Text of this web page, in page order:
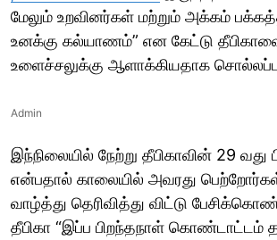
மேலும் உறவினர்கள் மற்றும் அக்கம்
உனக்கு கல்யாணம்” என கேட்டு
உளைச்சலுக்கு ஆளாக்கியதாக
Admin
இந்நிலையில் நேற்று தீபிகாவின் 29 வது
என்பதால் காலையில் அவரது
வாழ்த்து தெரிவித்து விட்டு
தீபிகா “இப்ப பிறந்தநாள் கொண்டாட்டம்